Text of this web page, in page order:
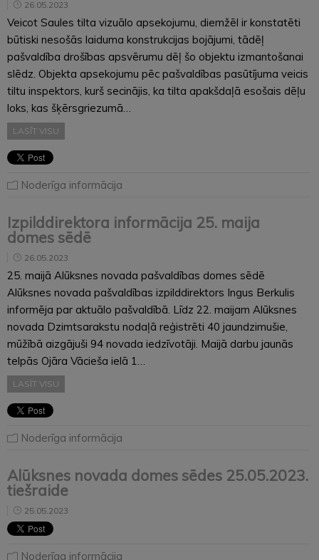
26.05.2023
Veicot Saules tilta vizuālo apsekojumu, diemžēl ir konstatēti
būtiski nesošās laiduma konstrukcijas bojājumi, tādēļ
pašvaldība drošības apsvērumu dēļ šo objektu izmantošanai
slēdz. Objekta apsekojumu pēc pašvaldības pasūtījuma veicis
tiltu inspektors, kurš secinājis, ka tilta apakšdaļā esošais dēļu
loks, kas šķērsgriezumā…
LASĪT VISU
Noderīga informācija
Izpilddirektora informācija 25. maija
domes sēdē
26.05.2023
25. maijā Alūksnes novada pašvaldības domes sēdē
Alūksnes novada pašvaldības izpilddirektors Ingus Berkulis
informēja par aktuālo pašvaldībā. Līdz 22. maijam Alūksnes
novada Dzimtsarakstu nodaļā reģistrēti 40 jaundzimušie,
mūžībā aizgājuši 94 novada iedzīvotāji. Maijā darbu jaunās
telpās Ojāra Vācieša ielā 1…
LASĪT VISU
Noderīga informācija
Alūksnes novada domes sēdes 25.05.2023.
tiešraide
25.05.2023
Noderīga informācija